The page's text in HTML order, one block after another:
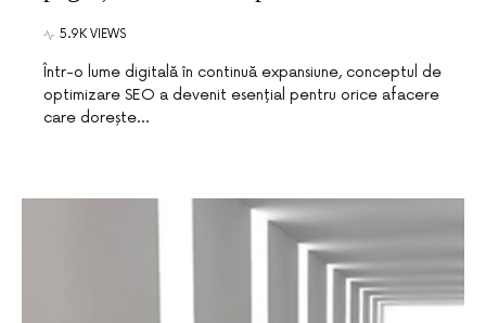
5.9K VIEWS
Într-o lume digitală în continuă expansiune, conceptul de
optimizare SEO a devenit esențial pentru orice afacere
care dorește…